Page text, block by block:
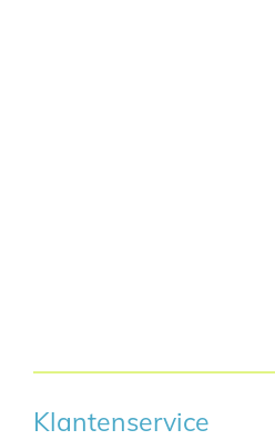
Klantenservice